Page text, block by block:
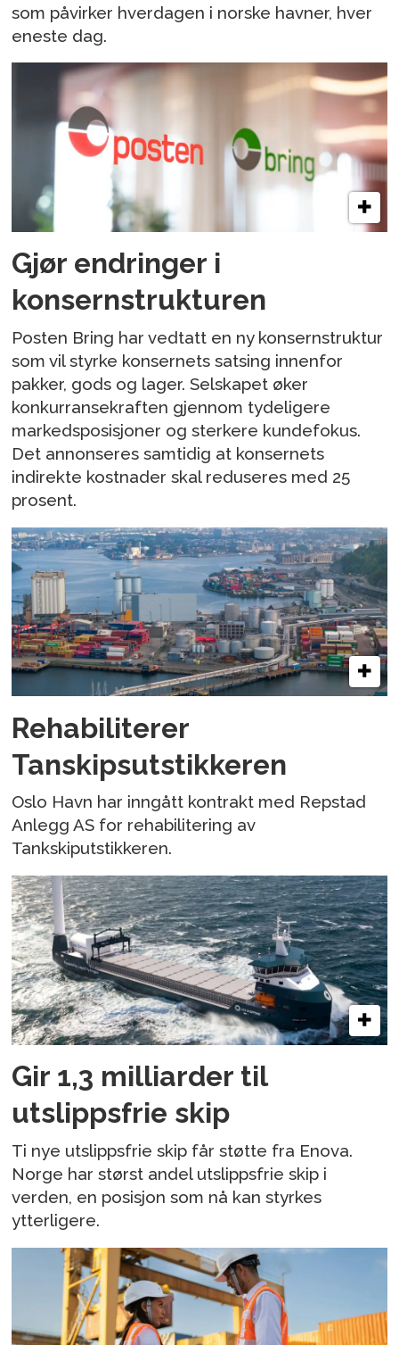
som påvirker hverdagen i norske havner, hver
eneste dag.
Gjør endringer i
konsernstrukturen
Posten Bring har vedtatt en ny konsernstruktur
som vil styrke konsernets satsing innenfor
pakker, gods og lager. Selskapet øker
konkurransekraften gjennom tydeligere
markedsposisjoner og sterkere kundefokus.
Det annonseres samtidig at konsernets
indirekte kostnader skal reduseres med 25
prosent.
Rehabiliterer
Tanskipsutstikkeren
Oslo Havn har inngått kontrakt med Repstad
Anlegg AS for rehabilitering av
Tankskiputstikkeren.
Gir 1,3 milliarder til
utslippsfrie skip
Ti nye utslippsfrie skip får støtte fra Enova.
Norge har størst andel utslippsfrie skip i
verden, en posisjon som nå kan styrkes
ytterligere.